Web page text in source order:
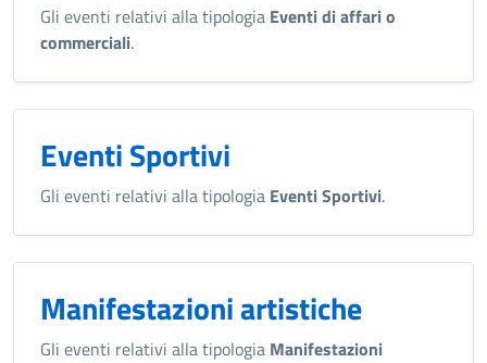
Gli eventi relativi alla tipologia Eventi di affari o
commerciali.
Eventi Sportivi
Gli eventi relativi alla tipologia Eventi Sportivi.
Manifestazioni artistiche
Gli eventi relativi alla tipologia Manifestazioni